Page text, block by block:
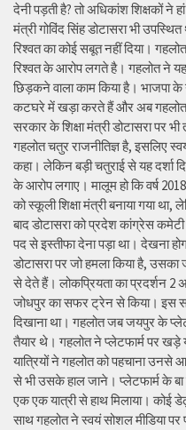
देनी पड़ती है? तो अधिकांश शिक्षकों ने
मंत्री गोविंद सिंह डोटासरा भी
रिश्वत का कोई सबूत नहीं दिया।
रिश्वत के आरोप लगते है। गहलोत ने
छिड़कने वाला काम किया है। भाजपा
कटघरे में खड़ा करते हैं और अब गहलोत ने
सरकार के शिक्षा मंत्री डोटासरा पर
गहलोत चतुर राजनीतिज्ञ है, इसलिए
कहा। लेकिन बड़ी चतुराई से यह दर्शा
के आरोप लगाए। मालूम हो कि वर्ष
को स्कूली शिक्षा मंत्री बनाया गया
बाद डोटासरा को प्रदेश कांग्रेस कमेटी
पद से इस्तीफा देना पड़ा था। देखना
डोटासरा पर जो हमला किया है,
से देते हैं। लोकप्रियता का प्रदर्शन 2
जोधपुर का सफर ट्रेन से किया। इस
दिखाना था। गहलोत जब जयपुर के
तैयार थे। गहलोत ने प्लेटफार्म पर
यात्रियों ने गहलोत को पहचाना
से भी उसके हाल जाने। प्लेटफार्म के
एक एक यात्री से हाथ मिलाया। कोई
साथ गहलोत ने स्वयं सोशल मीडिया पर